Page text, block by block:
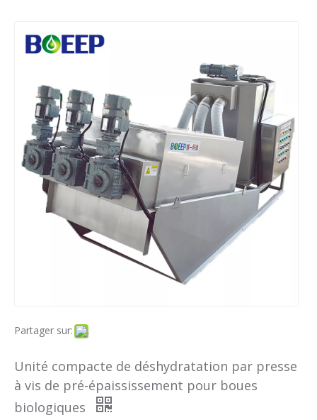
Partager sur:
Unité compacte de déshydratation par presse
à vis de pré-épaississement pour boues
biologiques